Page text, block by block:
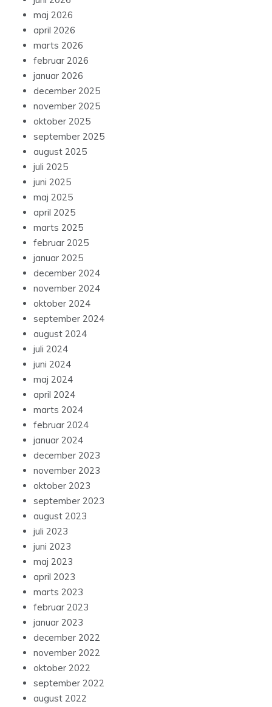
maj 2026
april 2026
marts 2026
februar 2026
januar 2026
december 2025
november 2025
oktober 2025
september 2025
august 2025
juli 2025
juni 2025
maj 2025
april 2025
marts 2025
februar 2025
januar 2025
december 2024
november 2024
oktober 2024
september 2024
august 2024
juli 2024
juni 2024
maj 2024
april 2024
marts 2024
februar 2024
januar 2024
december 2023
november 2023
oktober 2023
september 2023
august 2023
juli 2023
juni 2023
maj 2023
april 2023
marts 2023
februar 2023
januar 2023
december 2022
november 2022
oktober 2022
september 2022
august 2022